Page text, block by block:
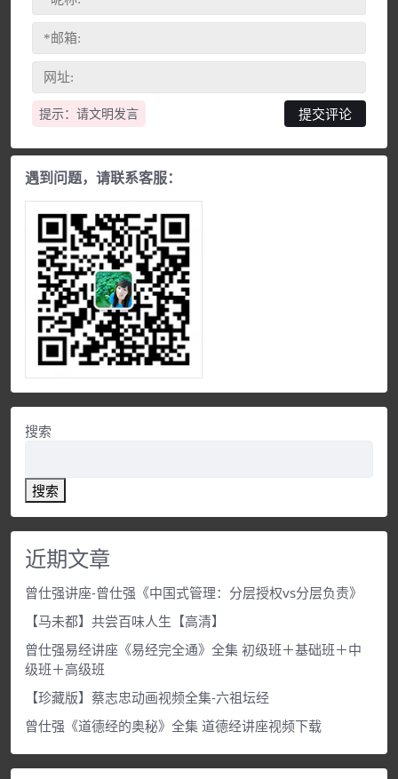
提示：请文明发言
遇到问题，请联系客服：
搜索
搜索
近期文章
曾仕强讲座-曾仕强《中国式管理：分层授权vs分层负责》
【马未都】共尝百味人生【高清】
曾仕强易经讲座《易经完全通》全集 初级班＋基础班＋中
级班＋高级班
【珍藏版】蔡志忠动画视频全集-六祖坛经
曾仕强《道德经的奥秘》全集 道德经讲座视频下载